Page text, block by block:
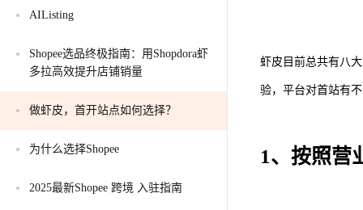
AIListing
Shopee选品终极指南：用Shopdora虾
多拉高效提升店铺销量
做虾皮，首开站点如何选择？
为什么选择Shopee
2025最新Shopee 跨境 入驻指南
虾皮目前总共有八
验，平台对首站有
1、按照营